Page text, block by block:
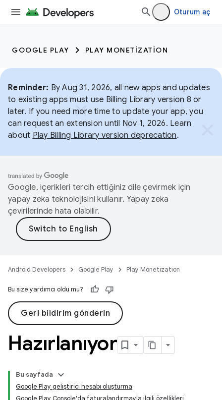
Oturum aç
GOOGLE PLAY PLAY MONETIZATION
Reminder: By Aug 31, 2026, all new apps and updates
to existing apps must use Billing Library version 8 or
later. If you need more time to update your app, you
can request an extension until Nov 1, 2026. Learn
about Play Billing Library version deprecation.
Google, içerikleri tercih ettiğiniz dile çevirmek için
yapay zeka teknolojisini kullanır. Yapay zeka
çevirilerinde hata olabilir.
Android Developers Google Play Play Monetization
Bu size yardımcı oldu mu?
Geri bildirim gönderin
Hazırlanıyor
Bu sayfada
Google Play geliştirici hesabı oluşturma
Google Play Console'da faturalandırmayla ilgili özellikleri